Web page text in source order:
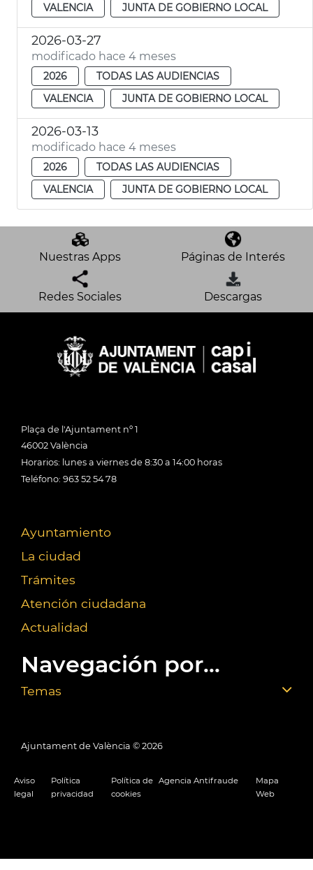
VALENCIA
JUNTA DE GOBIERNO LOCAL
2026-03-27
modificado hace 4 meses
2026
TODAS LAS AUDIENCIAS
VALENCIA
JUNTA DE GOBIERNO LOCAL
2026-03-13
modificado hace 4 meses
2026
TODAS LAS AUDIENCIAS
VALENCIA
JUNTA DE GOBIERNO LOCAL
Nuestras Apps Páginas de Interés
Redes Sociales Descargas
Plaça de l'Ajuntament nº 1
46002 València
Horarios: lunes a viernes de 8:30 a 14:00 horas
Teléfono: 963 52 54 78
Ayuntamiento
La ciudad
Trámites
Atención ciudadana
Actualidad
Navegación por...
Temas
Ajuntament de València © 2026
Aviso
legal
Política
privacidad
Política de
cookies
Agencia Antifraude
Mapa
Web